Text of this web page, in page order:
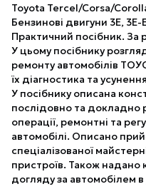
Toyota Tercel/Corsa/
Бензинові двигуни 3Е,
Практичний посібник. За
У цьому посібнику
ремонту автомобілів
їх діагностика та
У посібнику описана
послідовно та докладно
операції, ремонтні та
автомобілі. Описано
спеціалізованої
пристроїв. Також
догляду за автомобілем